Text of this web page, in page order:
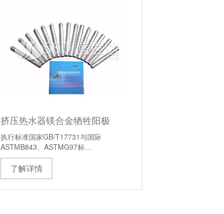
挤压热水器镁合金牺牲阳极
执行标准国家GB/T17731与国际
ASTMB843、ASTMG97标…
了解详情